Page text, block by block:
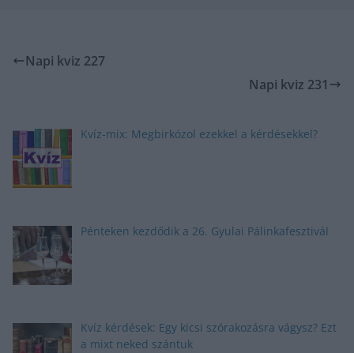
Napi kviz 227
Napi kviz 231
Kvíz-mix: Megbirkózol ezekkel a kérdésekkel?
Pénteken kezdődik a 26. Gyulai Pálinkafesztivál
Kvíz kérdések: Egy kicsi szórakozásra vágysz? Ezt
a mixt neked szántuk